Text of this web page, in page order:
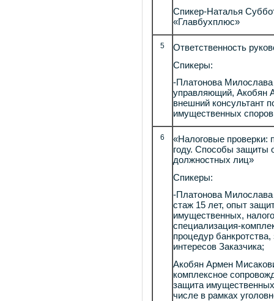
Спикер-Наталья
«Главбухплюс»
5
Ответственность
Спикеры:
-Платонова
управляющий, Акобян
внешний консультант
имущественных споров
6
«Налоговые проверки:
году. Способы защиты
должностных лиц»
Спикеры:
-Платонова
стаж 15 лет, опыт
имущественных,
специализация-
процедур
интересов Заказчика;
Акобян Армен
комплексное
защита
числе в рамках